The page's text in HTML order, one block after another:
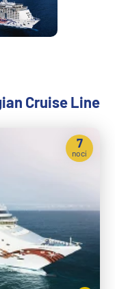
Cruise Line
7
nocí